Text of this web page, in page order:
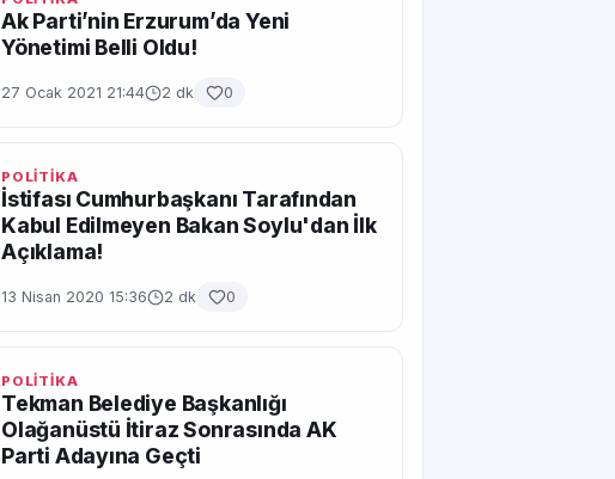
Ak Parti’nin Erzurum’da Yeni
Yönetimi Belli Oldu!
27 Ocak 2021 21:44 2 dk 0
POLİTİKA
İstifası Cumhurbaşkanı Tarafından
Kabul Edilmeyen Bakan Soylu'dan İlk
Açıklama!
13 Nisan 2020 15:36 2 dk 0
POLİTİKA
Tekman Belediye Başkanlığı
Olağanüstü İtiraz Sonrasında AK
Parti Adayına Geçti